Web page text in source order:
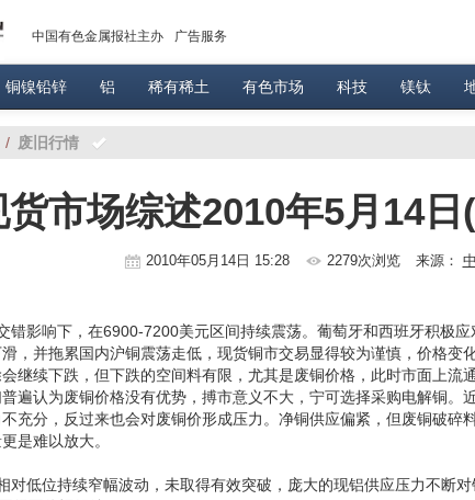
中国有色金属报社主办 广告服务
铜镍铅锌 铝 稀有稀土 有色市场 科技 镁钛
/ 废旧行情
市场综述2010年5月14
2010年05月14日 15:28 2279次浏览 来源：
错影响下，在6900-7200美元区间持续震荡。葡萄牙和西班牙积极
，并拖累国内沪铜震荡走低，现货铜市交易显得较为谨慎，价格
继续下跌，但下跌的空间料有限，尤其是废铜价格，此时市面上
遍认为废铜价格没有优势，搏市意义不大，宁可选择采购电解铜
充分，反过来也会对废铜价形成压力。净铜供应偏紧，但废铜破
是难以放大。
对低位持续窄幅波动，未取得有效突破，庞大的现铝供应压力不断